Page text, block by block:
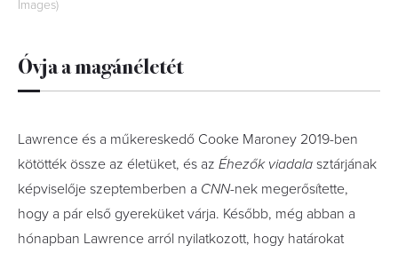
Images)
Óvja a magánéletét
Lawrence és a műkereskedő Cooke Maroney 2019-ben
kötötték össze az életüket, és az Éhezők viadala sztárjának
képviselője szeptemberben a CNN-nek megerősítette,
hogy a pár első gyereküket várja. Később, még abban a
hónapban Lawrence arról nyilatkozott, hogy határokat